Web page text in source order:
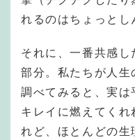
れるのはちょっとし
それに、一番共感
部分。私たちが人生
調べてみると、実
キレイに燃えてく
れど、ほとんどの生